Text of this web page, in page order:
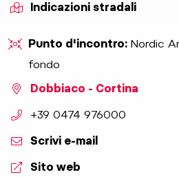
Cortina
Indicazioni stradali
Punto d'incontro: Nordic
fondo
Dobbiaco - Cortina
aria.phone:
+39 0474 976000
Scrivi e-mail
Sito web